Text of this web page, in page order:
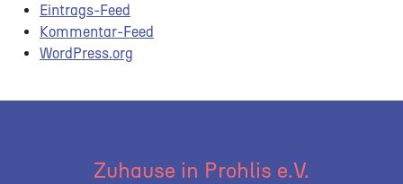
Eintrags-Feed
Kommentar-Feed
WordPress.org
Zuhause in Prohlis e.V.